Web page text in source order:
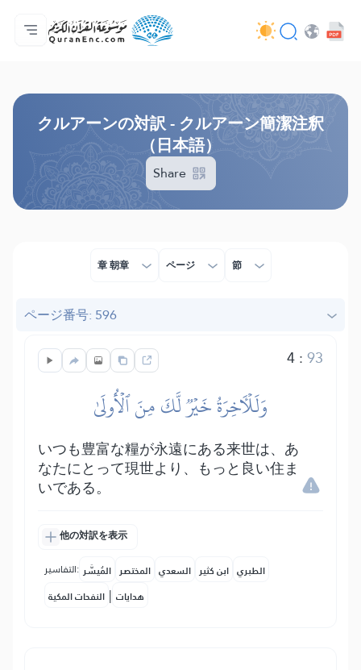
ホーム
対訳の目次
Audio
開発者向け提供サービス - API
事業内容
お問い合わせ
言語
クルアーンの対訳 - クルアーン簡潔注釈
（日本語）
Share
章 朝章 ページ 節
ページ番号: 596
4:93
وَلَلۡأٓخِرَةُ خَيۡرٞ لَّكَ مِنَ ٱلۡأُولَىٰ
いつも豊富な糧が永遠にある来世は、あ
なたにとって現世より、もっと良い住ま
いである。
他の対訳を表示
التفاسير: المُيسَّر المختصر السعدي ابن كثير الطبري
النفحات المكية | هدايات